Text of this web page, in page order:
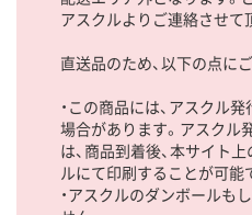
アスクルよりご連絡させて
直送品のため、以下の点に
・この商品には、アスクル
場合があります。アスクル
は、商品到着後、本サイト
ルにて印刷することが可能
・アスクルのダンボールも